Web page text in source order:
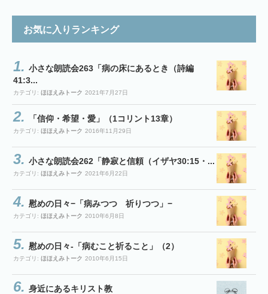
お気に入りランキング
小さな朗読会263「病の床にあるとき（詩編
41:3...
カテゴリ: ほほえみトーク 2021年7月27日
「信仰・希望・愛」（1コリント13章）
カテゴリ: ほほえみトーク 2016年11月29日
小さな朗読会262「静寂と信頼（イザヤ30:15・...
カテゴリ: ほほえみトーク 2021年6月22日
慰めの日々−「病みつつ 祈りつつ」−
カテゴリ: ほほえみトーク 2010年6月8日
慰めの日々-「病むこと祈ること」（2）
カテゴリ: ほほえみトーク 2010年6月15日
身近にあるキリスト教